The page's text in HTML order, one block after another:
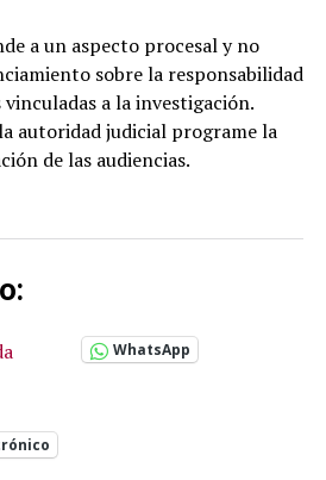
a un aspecto procesal y no
sobre la responsabilidad
a la investigación.
autoridad judicial programe la
de las audiencias.
WhatsApp